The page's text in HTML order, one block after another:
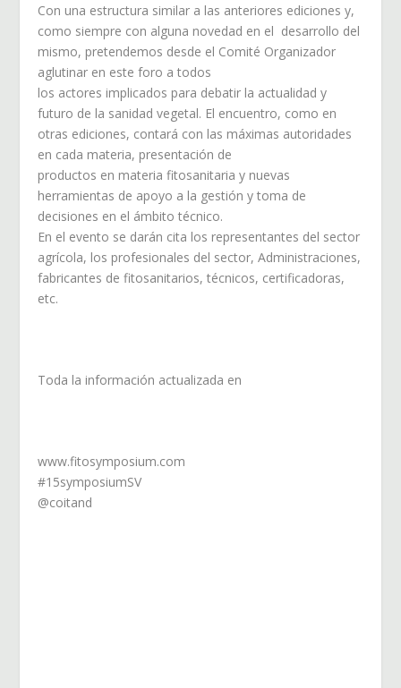
Con una estructura similar a las anteriores ediciones y,
como siempre con alguna novedad en el desarrollo del
mismo, pretendemos desde el Comité Organizador
aglutinar en este foro a todos
los actores implicados para debatir la actualidad y
futuro de la sanidad vegetal. El encuentro, como en
otras ediciones, contará con las máximas autoridades
en cada materia, presentación de
productos en materia fitosanitaria y nuevas
herramientas de apoyo a la gestión y toma de
decisiones en el ámbito técnico.
En el evento se darán cita los representantes del sector
agrícola, los profesionales del sector, Administraciones,
fabricantes de fitosanitarios, técnicos, certificadoras,
etc.
Toda la información actualizada en
www.fitosymposium.com
#15symposiumSV
@coitand